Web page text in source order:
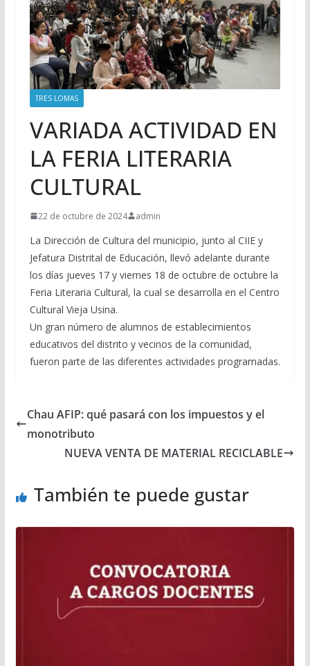
TRES LOMAS
VARIADA ACTIVIDAD EN
LA FERIA LITERARIA
CULTURAL
22 de octubre de 2024 admin
La Dirección de Cultura del municipio, junto al CIIE y
Jefatura Distrital de Educación, llevó adelante durante
los días jueves 17 y viernes 18 de octubre de octubre la
Feria Literaria Cultural, la cual se desarrolla en el Centro
Cultural Vieja Usina.
Un gran número de alumnos de establecimientos
educativos del distrito y vecinos de la comunidad,
fueron parte de las diferentes actividades programadas.
Chau AFIP: qué pasará con los impuestos y el
monotributo
NUEVA VENTA DE MATERIAL RECICLABLE
También te puede gustar